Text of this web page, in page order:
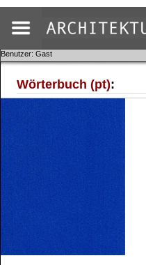
Benutzer: Gast
Wörterbuch (pt):